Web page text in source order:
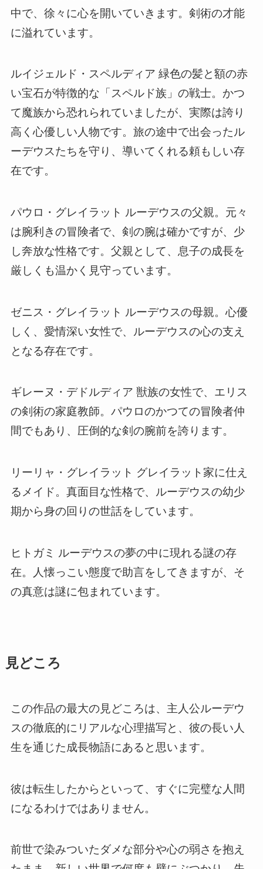
中で、徐々に心を開いていきます。剣術の才能
に溢れています。
ルイジェルド・スペルディア 緑色の髪と額の赤
い宝石が特徴的な「スペルド族」の戦士。かつ
て魔族から恐れられていましたが、実際は誇り
高く心優しい人物です。旅の途中で出会ったル
ーデウスたちを守り、導いてくれる頼もしい存
在です。
パウロ・グレイラット ルーデウスの父親。元々
は腕利きの冒険者で、剣の腕は確かですが、少
し奔放な性格です。父親として、息子の成長を
厳しくも温かく見守っています。
ゼニス・グレイラット ルーデウスの母親。心優
しく、愛情深い女性で、ルーデウスの心の支え
となる存在です。
ギレーヌ・デドルディア 獣族の女性で、エリス
の剣術の家庭教師。パウロのかつての冒険者仲
間でもあり、圧倒的な剣の腕前を誇ります。
リーリャ・グレイラット グレイラット家に仕え
るメイド。真面目な性格で、ルーデウスの幼少
期から身の回りの世話をしています。
ヒトガミ ルーデウスの夢の中に現れる謎の存
在。人懐っこい態度で助言をしてきますが、そ
の真意は謎に包まれています。
見どころ
この作品の最大の見どころは、主人公ルーデウ
スの徹底的にリアルな心理描写と、彼の長い人
生を通じた成長物語にあると思います。
彼は転生したからといって、すぐに完璧な人間
になるわけではありません。
前世で染みついたダメな部分や心の弱さを抱え